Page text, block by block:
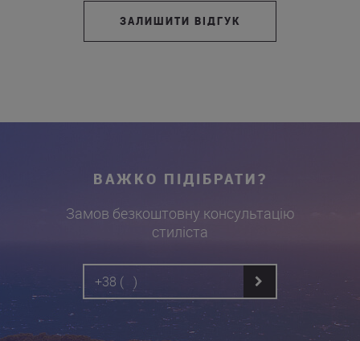
ЗАЛИШИТИ ВІДГУК
ВАЖКО ПІДІБРАТИ?
Замов безкоштовну консультацію
стиліста